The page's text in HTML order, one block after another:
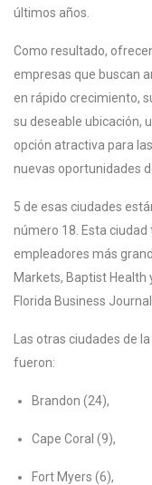
últimos años.
Como resultado,
empresas que buscan
en rápido crecimiento,
su deseable ubicación,
opción atractiva para
nuevas oportunidades
5 de esas ciudades
número 18. Esta ciudad
empleadores más
Markets, Baptist Health
Florida Business Journal.
Las otras ciudades de
fueron:
Brandon (24),
Cape Coral (9),
Fort Myers (6),